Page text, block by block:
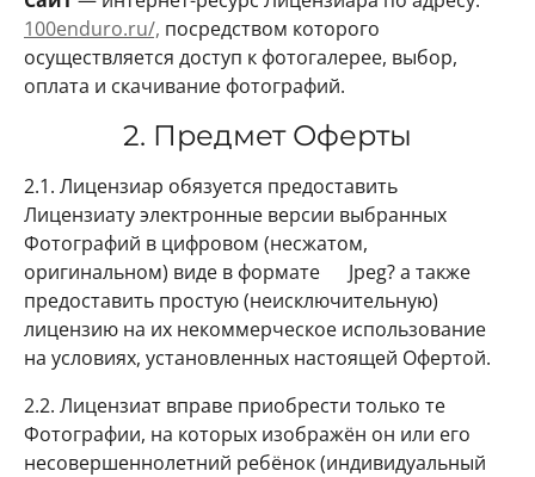
100enduro.ru/, посредством которого
осуществляется доступ к фотогалерее, выбор,
оплата и скачивание фотографий.
2. Предмет Оферты
2.1. Лицензиар обязуется предоставить
Лицензиату электронные версии выбранных
Фотографий в цифровом (несжатом,
оригинальном) виде в формате Jpeg? а также
предоставить простую (неисключительную)
лицензию на их некоммерческое использование
на условиях, установленных настоящей Офертой.
2.2. Лицензиат вправе приобрести только те
Фотографии, на которых изображён он или его
несовершеннолетний ребёнок (индивидуальный